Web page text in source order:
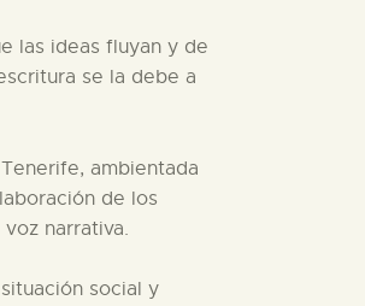
las ideas fluyan y de
se la debe a
ambientada
de los
narrativa.
social y